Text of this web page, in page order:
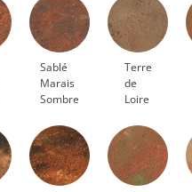
Sablé
Marais
Sombre
Terre
de
Loire